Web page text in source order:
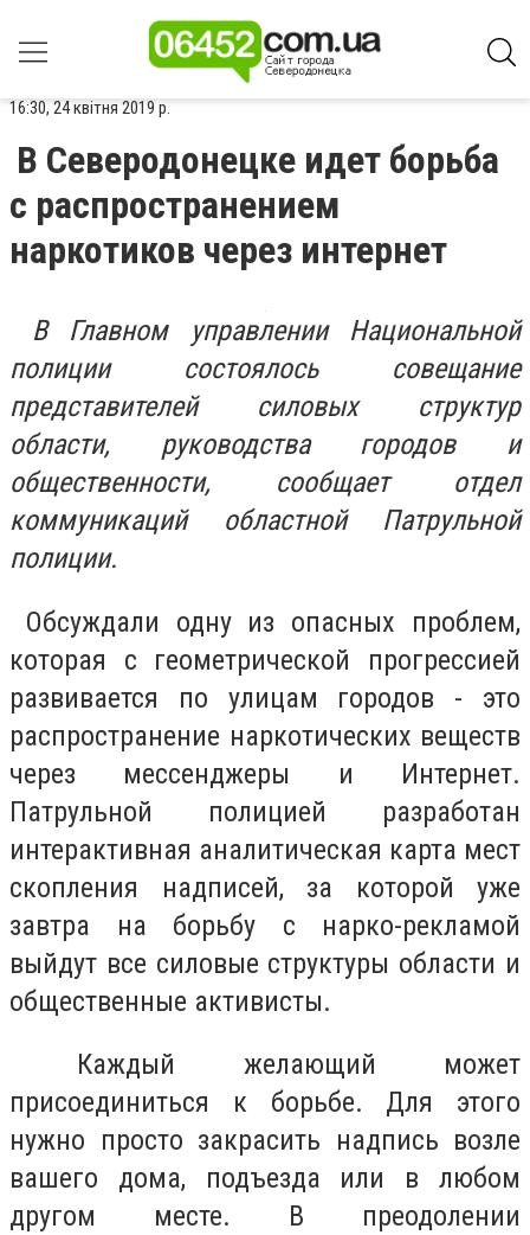
16:30, 24 квітня 2019 р.
В Северодонецке идет борьба
с распространением
наркотиков через интернет
В Главном управлении Национальной
полиции состоялось совещание
представителей силовых структур
области, руководства городов и
общественности, сообщает отдел
коммуникаций областной Патрульной
полиции.
Обсуждали одну из опасных проблем,
которая с геометрической прогрессией
развивается по улицам городов - это
распространение наркотических веществ
через мессенджеры и Интернет.
Патрульной полицией разработан
интерактивная аналитическая карта мест
скопления надписей, за которой уже
завтра на борьбу с нарко-рекламой
выйдут все силовые структуры области и
общественные активисты.
Каждый желающий может
присоединиться к борьбе. Для этого
нужно просто закрасить надпись возле
вашего дома, подъезда или в любом
другом месте. В преодолении